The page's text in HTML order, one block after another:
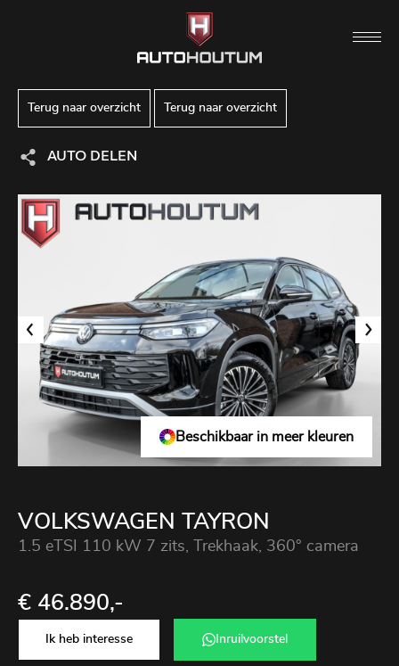
Terug naar overzicht Terug naar overzicht
AUTO DELEN
Beschikbaar in meer kleuren
VOLKSWAGEN TAYRON
1.5 eTSI 110 kW 7 zits, Trekhaak, 360° camera
€ 46.890,-
Ik heb interesse Inruilvoorstel